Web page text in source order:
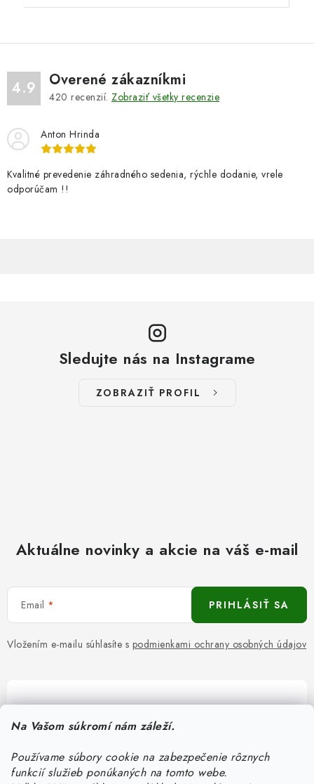
Na Vašom súkromí nám záleží.
Používame súbory cookie na zabezpečenie rôznych
funkcií služieb ponúkaných na tomto webe.
4.9 Overené zákazníkmi
420 recenzií. Zobraziť všetky recenzie
Anton Hrinda
Kvalitné prevedenie záhradného sedenia, rýchle dodanie, vrele
odporúčam !!
Sledujte nás na Instagrame
ZOBRAZIŤ PROFIL
Aktuálne novinky a akcie na váš e-mail
Email
Vložením e-mailu súhlasíte s podmienkami ochrany osobných údajov
PRIHLÁSIŤ SA
Pomôžeme vám s výberom
Potrebujete s niečím poradiť? Sme tu pre vás!
objednavky@kurin.sk